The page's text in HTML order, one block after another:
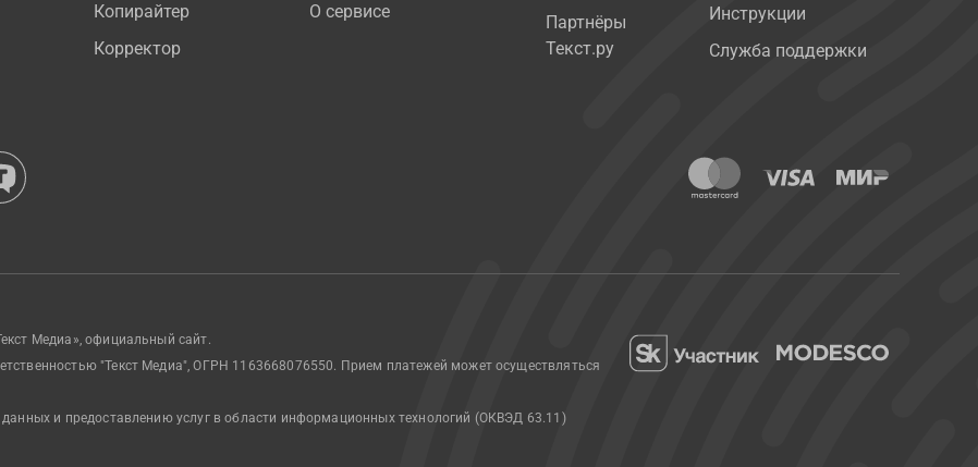
Копирайтер
Корректор
О сервисе
Партнёры
Текст.ру
Инструкции
Служба поддержки
Медиа», официальный сайт.
"Текст Медиа", ОГРН 1163668076550. Прием платежей может осуществляться
и предоставлению услуг в области информационных технологий (ОКВЭД 63.11)